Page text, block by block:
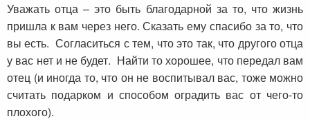
Уважать отца – это быть благодарной за то, что жизнь
пришла к вам через него. Сказать ему спасибо за то, что
вы есть. Согласиться с тем, что это так, что другого отца
у вас нет и не будет. Найти то хорошее, что передал вам
отец (и иногда то, что он не воспитывал вас, тоже можно
считать подарком и способом оградить вас от чего-то
плохого).